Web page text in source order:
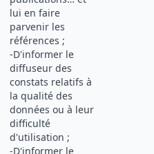
lui en faire
parvenir les
références ;
-D'informer le
diffuseur des
constats relatifs à
la qualité des
données ou à leur
difficulté
d'utilisation ;
-D'informer le